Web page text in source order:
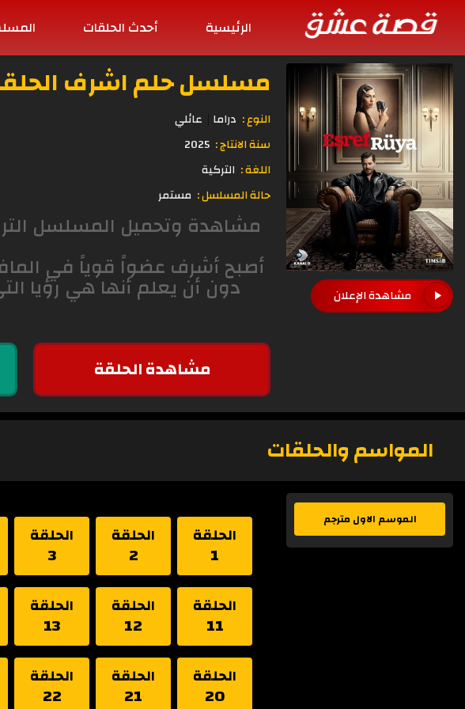
الرئيسية أحدث الحلقات
مشاهدة الإعلان
مسلسل حلم اشرف الحلقة 17
النوع : دراما عائلي
سنة الانتاج : 2025
اللغة : التركية
حالة المسلسل : مستمر
أصبح أشرف عضواً قوياً في
دون أن يعلم أنها هي رؤيا
مشاهدة الحلقة
المواسم والحلقات
الموسم الاول مترجم
الحلقة
1
الحلقة
2
الحلقة
3
الحلقة
11
الحلقة
12
الحلقة
13
الحلقة
20
الحلقة
21
الحلقة
22